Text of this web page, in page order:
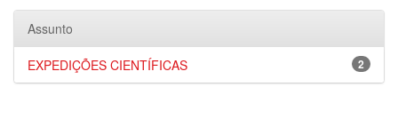
Assunto
2
EXPEDIÇÕES CIENTÍFICAS